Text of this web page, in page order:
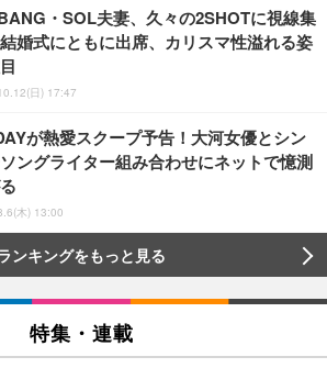
・SOL夫妻、久々の2SHOTに視線集
婚式にともに出席、カリスマ性溢れる姿
日) 17:47
が熱愛スクープ予告！大河女優とシン
ングライター組み合わせにネットで憶測
木) 13:00
ンキングをもっと見る
特集・連載